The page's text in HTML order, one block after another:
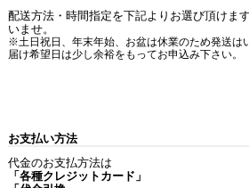
配送方法・時間指定を下記よりお選び頂けま
いませ。
※土日祝日、年末年始、お盆は休業のため発送は
届け希望日は少し余裕をもってお申込み下さい。
お支払い方法
代金のお支払方法は
「各種クレジットカード」